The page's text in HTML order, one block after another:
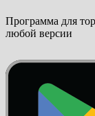
Программа для
любой версии